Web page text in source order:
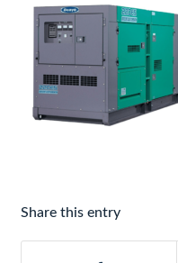
Share this entry